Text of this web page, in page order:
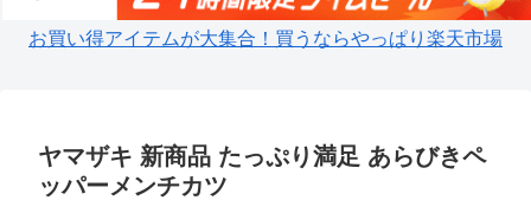
お買い得アイテムが大集合！買うならやっぱり楽天市場
ヤマザキ 新商品 たっぷり満足 あらびきペ
ッパーメンチカツ